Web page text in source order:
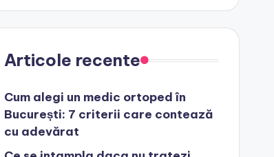
Articole recente
Cum alegi un medic ortoped în
București: 7 criterii care contează
cu adevărat